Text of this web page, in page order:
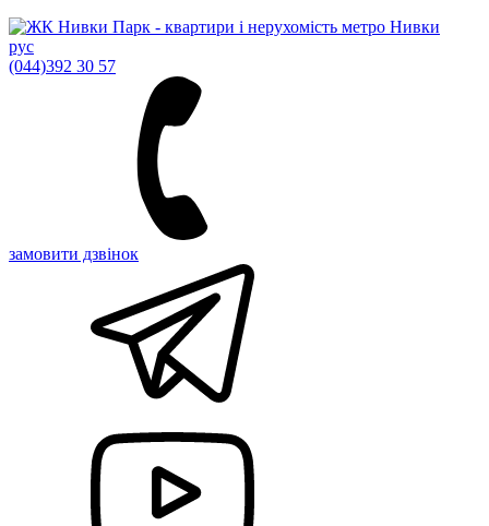
рус
(044)392 30 57
замовити дзвінок